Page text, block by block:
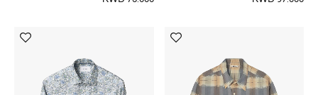
تسوقوا الأحذية